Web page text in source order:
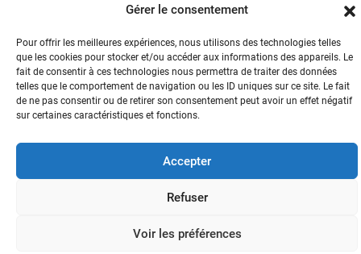
Gérer le consentement
Pour offrir les meilleures expériences, nous utilisons des technologies telles
que les cookies pour stocker et/ou accéder aux informations des appareils. Le
fait de consentir à ces technologies nous permettra de traiter des données
telles que le comportement de navigation ou les ID uniques sur ce site. Le fait
de ne pas consentir ou de retirer son consentement peut avoir un effet négatif
sur certaines caractéristiques et fonctions.
Accepter
Refuser
Voir les préférences
Instagram
Contactez-nous
Collège des hautes études Lyon Sciences - Tout droits réservés